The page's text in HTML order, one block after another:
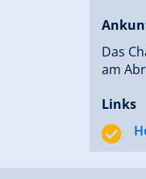
Das
am
Links